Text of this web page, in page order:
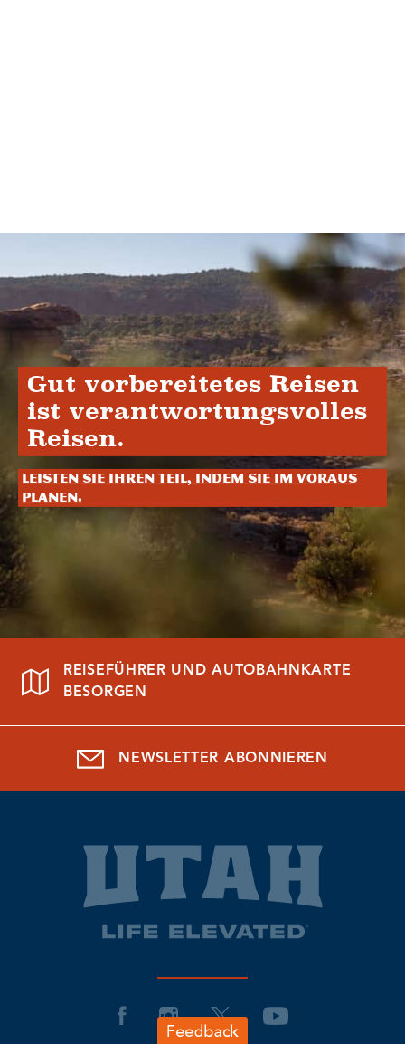
Gut vorbereitetes Reisen
ist verantwortungsvolles
Reisen.
Leisten Sie Ihren Teil, indem Sie im Voraus
planen.
REISEFÜHRER UND AUTOBAHNKARTE
BESORGEN
NEWSLETTER ABONNIEREN